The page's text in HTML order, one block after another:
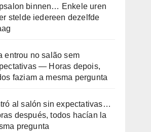
binnen… Enkele uren
stelde iedereen dezelfde
entrou no salão sem
— Horas depois,
faziam a mesma pergunta
al salón sin expectativas…
después, todos hacían la
pregunta